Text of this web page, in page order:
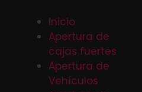
Inicio
Apertura de
cajas fuertes
Apertura de
Vehículos